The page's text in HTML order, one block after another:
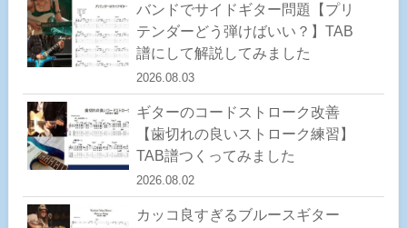
バンドでサイドギター問題【プリ
テンダーどう弾けばいい？】TAB
譜にして解説してみました
2026.08.03
ギターのコードストローク改善
【歯切れの良いストローク練習】
TAB譜つくってみました
2026.08.02
カッコ良すぎるブルースギター